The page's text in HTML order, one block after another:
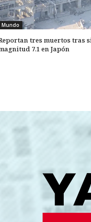
Mundo
tres muertos tras
7.1 en Japón